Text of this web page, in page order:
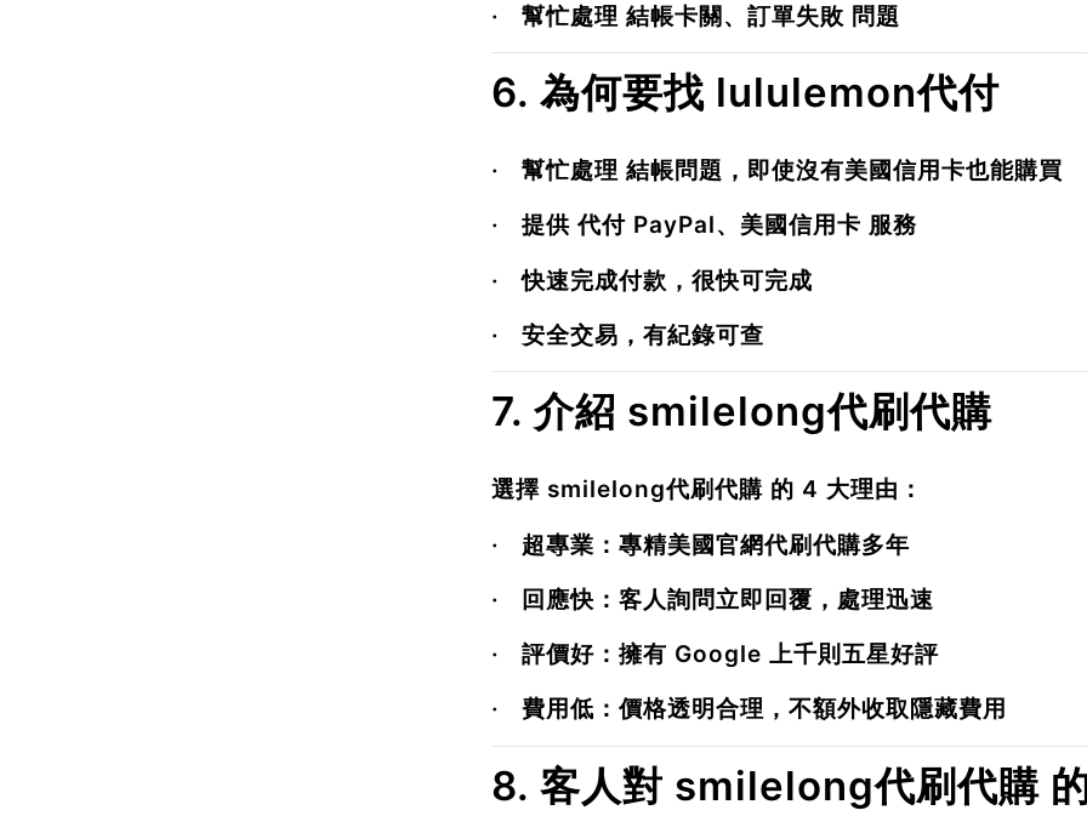
· 幫忙處理 結帳卡關、訂單失敗 問題
6. 為何要找 lululemon代付
· 幫忙處理 結帳問題 ，即使沒有美國信用卡也能購買
· 提供代付 PayPal、美國信用卡 服務
·快速完成付款 ，很快可完成
· 安全交易，有紀錄可查
7. 介紹 smilelong代刷代購
選擇 smilelong代刷代購的 4 大理由：
· 超專業 ：專精美國官網代刷代購多年
·
回應快 ：客人詢問立即回覆，處理迅速
· 評價好：擁有 Google 上千則五星好評
· 費用低 ：價格透明合理，不額外收取隱藏費用
8. 客人對 smilelong代刷代購